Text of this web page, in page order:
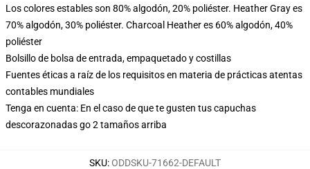
Los colores estables son 80% algodón, 20% poliéster. Heather Gray es
70% algodón, 30% poliéster. Charcoal Heather es 60% algodón, 40%
poliéster
Bolsillo de bolsa de entrada, empaquetado y costillas
Fuentes éticas a raíz de los requisitos en materia de prácticas atentas
contables mundiales
Tenga en cuenta: En el caso de que te gusten tus capuchas
descorazonadas go 2 tamaños arriba
SKU:ODDSKU-71662-DEFAULT